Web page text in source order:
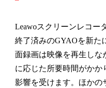
Leawoスクリーンレコー
終了済みのGYAOを新た
面録画は映像を再生しな
に応じた所要時間がか
影響を受けます。ほかの